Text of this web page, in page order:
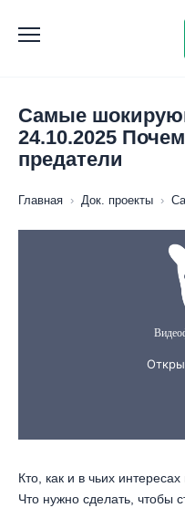
содержанию
Самые
24.10.2025
предатели
Главная › Док. проекты ›
Кто, как и в чьих
Что нужно сделать, чтобы